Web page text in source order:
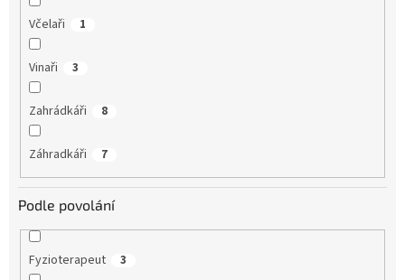
Včelaři 1
Vinaři 3
Zahrádkáři 8
Záhradkáři 7
Podle povolání
Fyzioterapeut 3